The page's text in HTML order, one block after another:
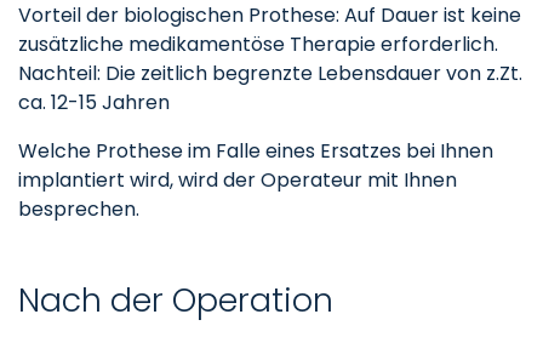
Vorteil der biologischen Prothese: Auf Dauer ist keine
zusätzliche medikamentöse Therapie erforderlich.
Nachteil: Die zeitlich begrenzte Lebensdauer von z.Zt.
ca. 12-15 Jahren
Welche Prothese im Falle eines Ersatzes bei Ihnen
implantiert wird, wird der Operateur mit Ihnen
besprechen.
Nach der Operation